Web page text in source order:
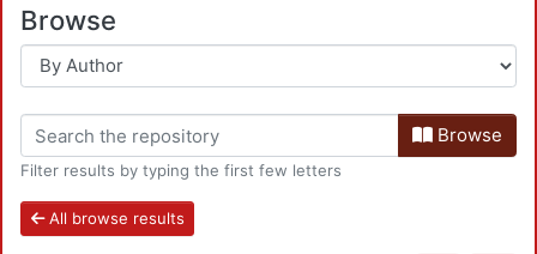
Browse
Browse
Filter results by typing the first few letters
All browse results